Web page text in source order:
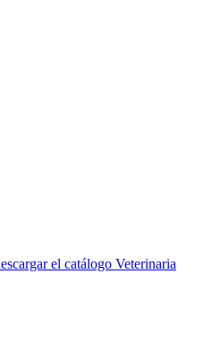
el catálogo Veterinaria